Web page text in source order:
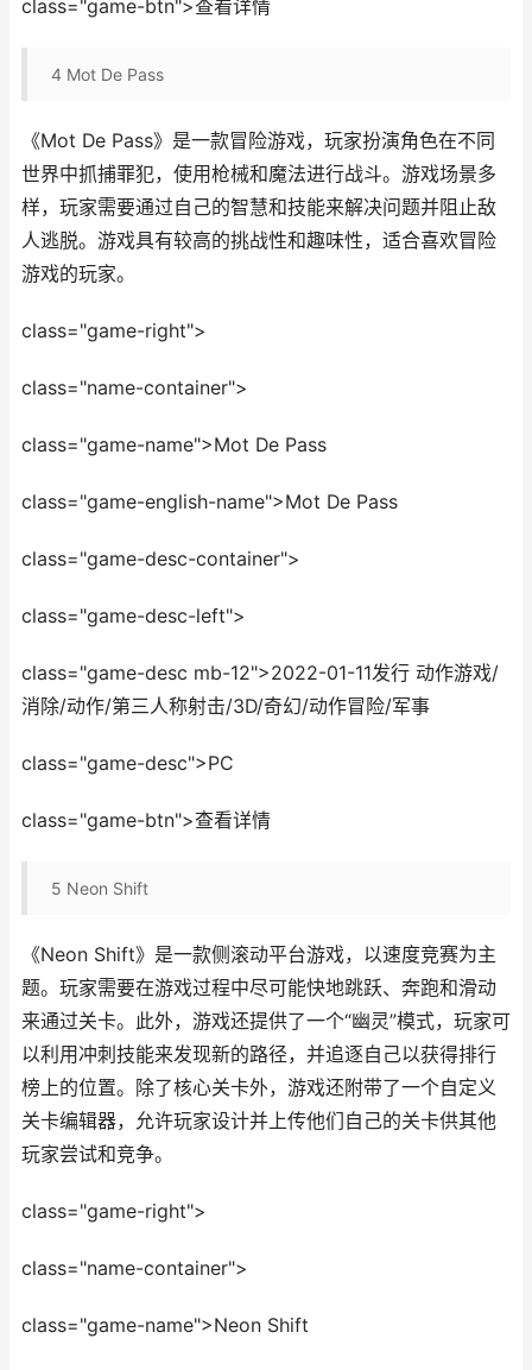
class="game-btn">查看详情
4 Mot De Pass
《Mot De Pass》是一款冒险游戏，玩家扮演角色在不同
世界中抓捕罪犯，使用枪械和魔法进行战斗。游戏场景多
样，玩家需要通过自己的智慧和技能来解决问题并阻止敌
人逃脱。游戏具有较高的挑战性和趣味性，适合喜欢冒险
游戏的玩家。
class="game-right">
class="name-container">
class="game-name">Mot De Pass
class="game-english-name">Mot De Pass
class="game-desc-container">
class="game-desc-left">
class="game-desc mb-12">2022-01-11发行 动作游戏/
消除/动作/第三人称射击/3D/奇幻/动作冒险/军事
class="game-desc">PC
class="game-btn">查看详情
5 Neon Shift
《Neon Shift》是一款侧滚动平台游戏，以速度竞赛为主
题。玩家需要在游戏过程中尽可能快地跳跃、奔跑和滑动
来通过关卡。此外，游戏还提供了一个“幽灵”模式，玩家可
以利用冲刺技能来发现新的路径，并追逐自己以获得排行
榜上的位置。除了核心关卡外，游戏还附带了一个自定义
关卡编辑器，允许玩家设计并上传他们自己的关卡供其他
玩家尝试和竞争。
class="game-right">
class="name-container">
class="game-name">Neon Shift